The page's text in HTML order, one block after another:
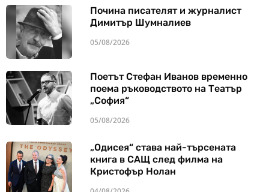
Почина писателят и журналист
Димитър Шумналиев
05/08/2026
Поетът Стефан Иванов временно
поема ръководството на Театър
„София“
05/08/2026
„Одисея“ става най-търсената
книга в САЩ след филма на
Кристофър Нолан